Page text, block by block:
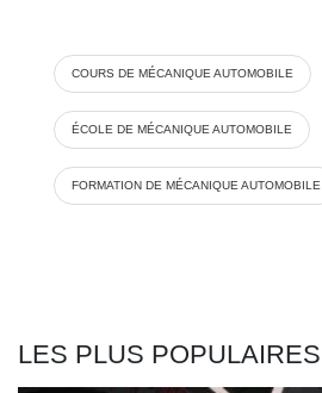
COURS DE MÉCANIQUE AUTOMOBILE
ÉCOLE DE MÉCANIQUE AUTOMOBILE
FORMATION DE MÉCANIQUE AUTOMOBILE
LES PLUS POPULAIRES